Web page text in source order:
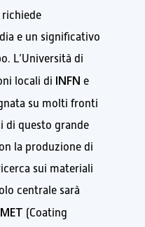
e un significativo
L’Università di
locali di INFN e
su molti fronti
di questo grande
la produzione di
sui materiali
centrale sarà
(Coating